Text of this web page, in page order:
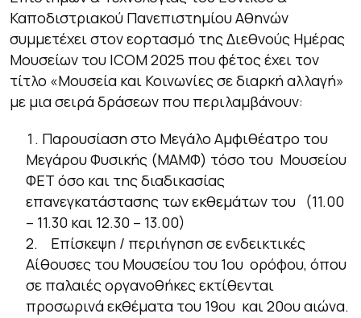
Καποδιστριακού Πανεπιστημίου Αθηνών
συμμετέχει στον εορτασμό της Διεθνούς Ημέρας
Μουσείων του ICOM 2025 που φέτος έχει τον
τίτλο «Μουσεία και Κοινωνίες σε διαρκή αλλαγή»
με μια σειρά δράσεων που περιλαμβάνουν:
Παρουσίαση στο Μεγάλο Αμφιθέατρο του
Μεγάρου Φυσικής (ΜΑΜΦ) τόσο του Μουσείου
ΦΕΤ όσο και της διαδικασίας
επανεγκατάστασης των εκθεμάτων του (11.00
– 11.30 και 12.30 – 13.00)
2. Επίσκεψη / περιήγηση σε ενδεικτικές
Αίθουσες του Μουσείου του 1ου ορόφου, όπου
σε παλαιές οργανοθήκες εκτίθενται
προσωρινά εκθέματα του 19ου και 20ου αιώνα.